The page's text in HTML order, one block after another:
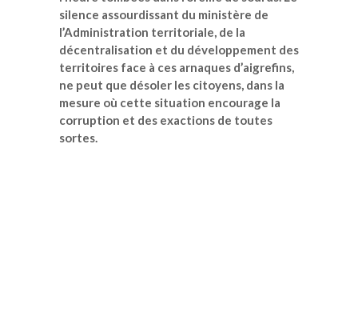
silence assourdissant du ministère de
l’Administration territoriale, de la
décentralisation et du développement des
territoires face à ces arnaques d’aigrefins,
ne peut que désoler les citoyens, dans la
mesure où cette situation encourage la
corruption et des exactions de toutes
sortes.